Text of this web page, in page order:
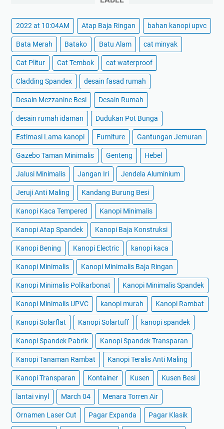
2022 at 10:04AM Atap Baja Ringan bahan kanopi upvc
Bata Merah Batako Batu Alam cat minyak
Cat Plitur Cat Tembok cat waterproof
Cladding Spandex desain fasad rumah
Desain Mezzanine Besi Desain Rumah
desain rumah idaman Dudukan Pot Bunga
Estimasi Lama kanopi Furniture Gantungan Jemuran
Gazebo Taman Minimalis Genteng Hebel
Jalusi Minimalis Jangan Iri Jendela Aluminium
Jeruji Anti Maling Kandang Burung Besi
Kanopi Kaca Tempered Kanopi Minimalis
Kanopi Atap Spandek Kanopi Baja Konstruksi
Kanopi Bening Kanopi Electric kanopi kaca
Kanopi Minimalis Kanopi Minimalis Baja Ringan
Kanopi Minimalis Polikarbonat Kanopi Minimalis Spandek
Kanopi Minimalis UPVC kanopi murah Kanopi Rambat
Kanopi Solarflat Kanopi Solartuff kanopi spandek
Kanopi Spandek Pabrik Kanopi Spandek Transparan
Kanopi Tanaman Rambat Kanopi Teralis Anti Maling
Kanopi Transparan Kontainer Kusen Kusen Besi
lantai vinyl March 04 Menara Torren Air
Ornamen Laser Cut Pagar Expanda Pagar Klasik